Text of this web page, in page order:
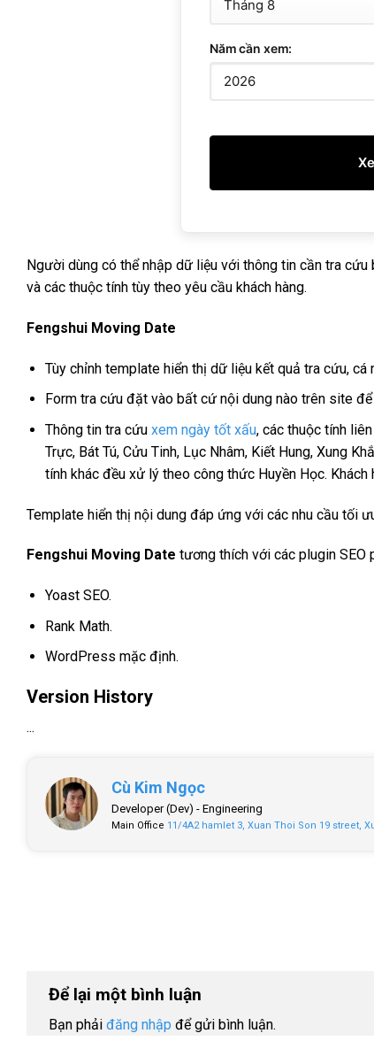
Năm cần xem:
Người dùng có thể nhập dữ liệu với thông tin cần tra
và các thuộc tính tùy theo yêu cầu khách hàng.
Fengshui Moving Date
Tùy chỉnh template hiển thị dữ liệu kết quả tra cứu,
Form tra cứu đặt vào bất cứ nội dung nào trên site
Thông tin tra cứu xem ngày tốt xấu, các thuộc tính
Trực, Bát Tú, Cửu Tinh, Lục Nhâm, Kiết Hung, Xung
tính khác đều xử lý theo công thức Huyền Học.
Template hiển thị nội dung đáp ứng với các nhu cầu tối
Fengshui Moving Date tương thích với các plugin SEO
Yoast SEO.
Rank Math.
WordPress mặc định.
Version History
...
Cù Kim Ngọc
Developer (Dev) - Engineering
Main Office 11/4A2 hamlet 3, Xuan Thoi Son 19 street,
Để lại một bình luận
Bạn phải đăng nhập để gửi bình luận.